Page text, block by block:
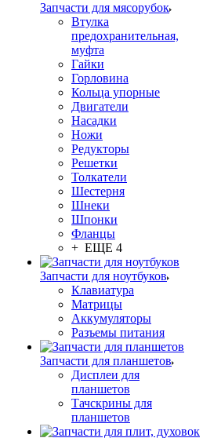
Запчасти для мясорубок
Втулка
предохранительная,
муфта
Гайки
Горловина
Кольца упорные
Двигатели
Насадки
Ножи
Редукторы
Решетки
Толкатели
Шестерня
Шнеки
Шпонки
Фланцы
+ ЕЩЕ 4
Запчасти для ноутбуков
Клавиатура
Матрицы
Аккумуляторы
Разъемы питания
Запчасти для планшетов
Дисплеи для
планшетов
Тачскрины для
планшетов